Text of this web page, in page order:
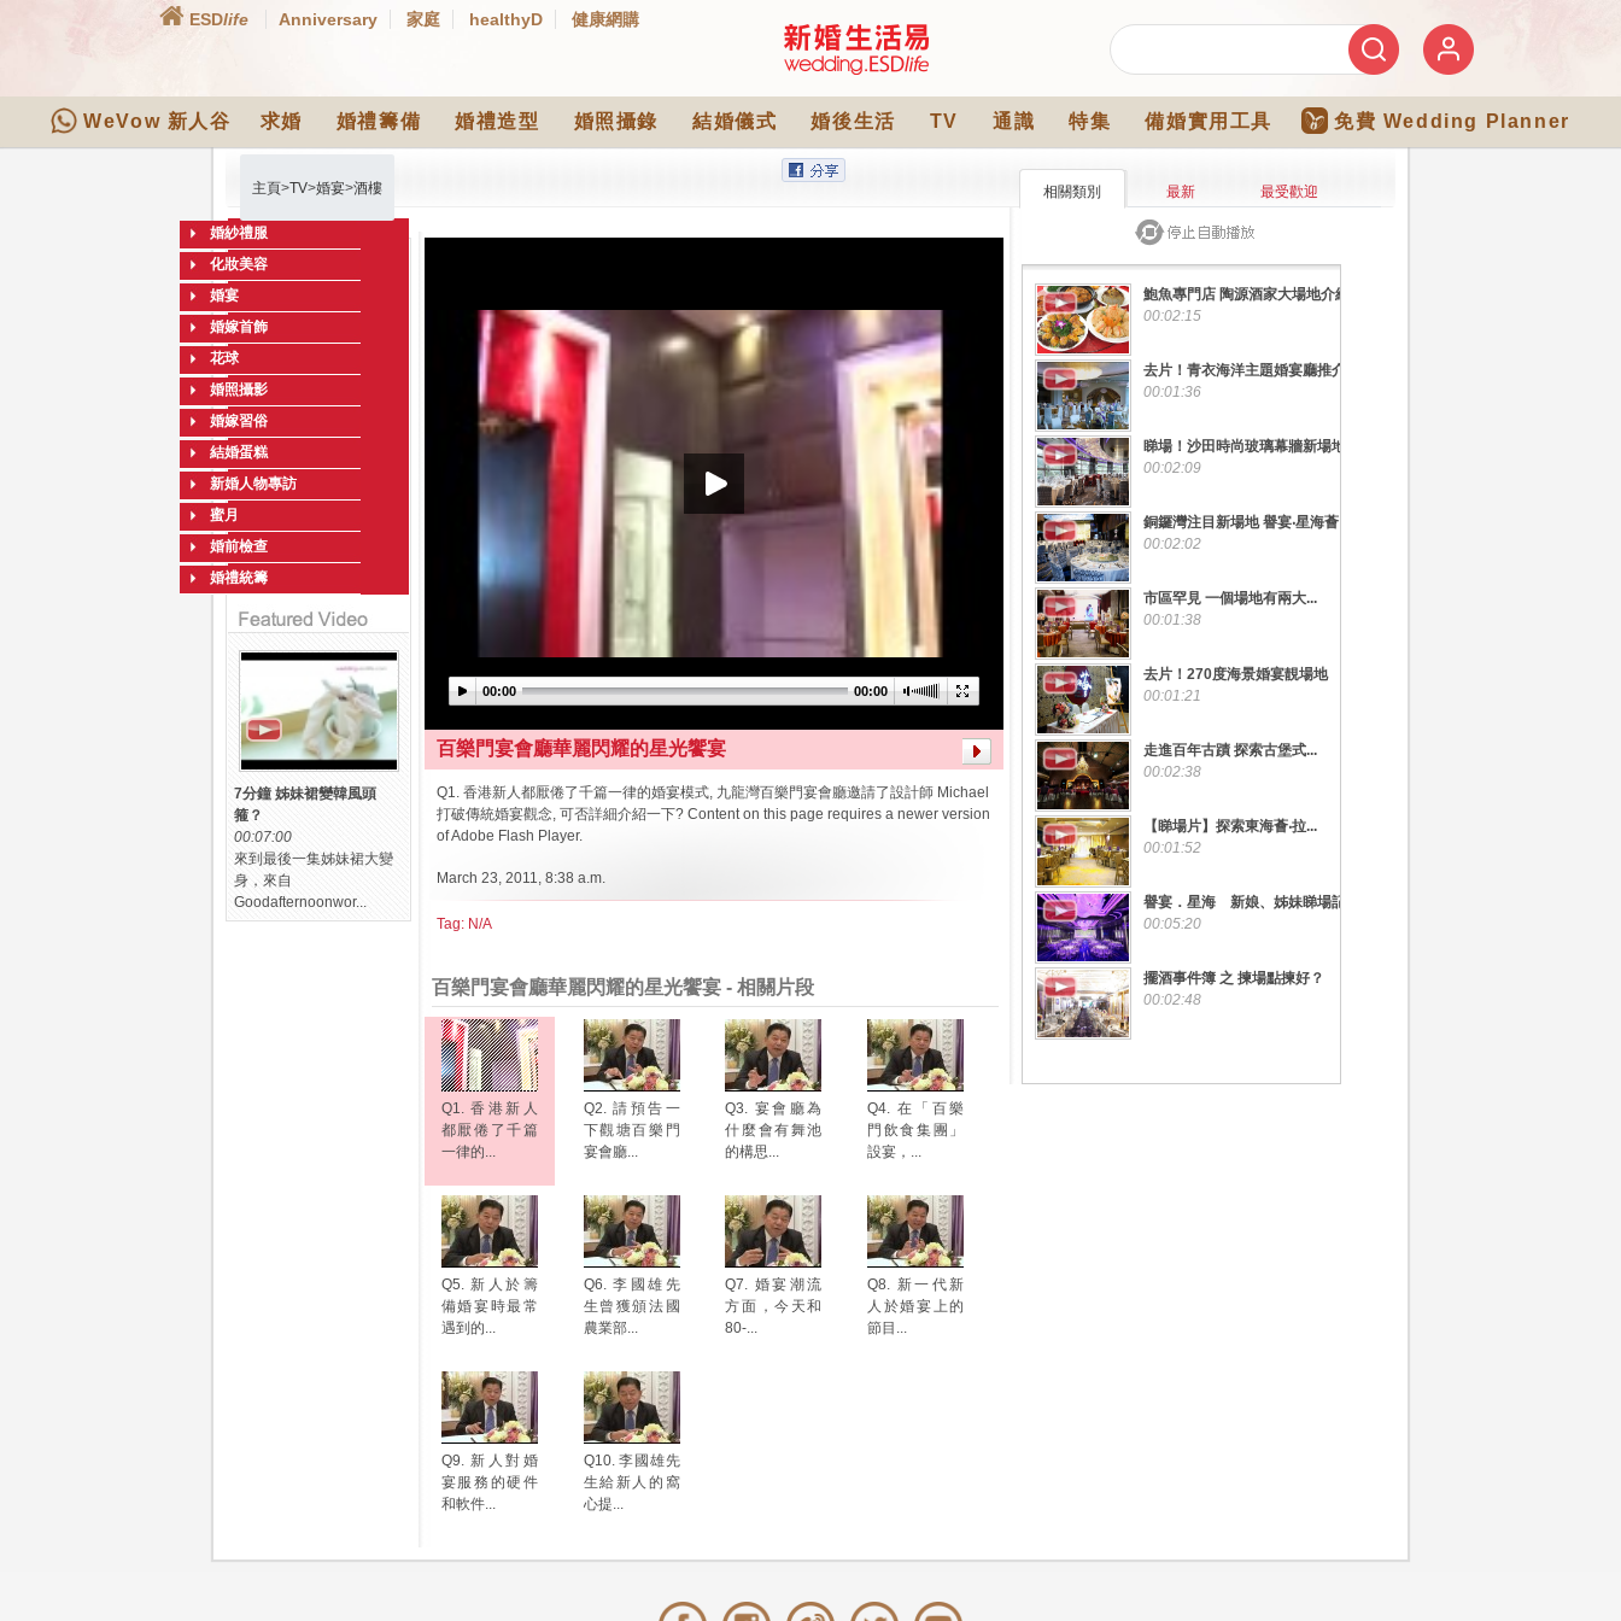
ESDlife Anniversary 家庭 healthyD 健康網購
WeVow 新人谷 求婚 婚禮籌備 婚禮造型 婚照攝錄 結婚儀式 婚後生活 TV 通識 特集 備婚實用工具 免費 Wedding Planner
主頁>TV>婚宴>酒樓 相關類別 最新 最受歡迎
婚紗禮服
化妝美容
婚宴
婚嫁首飾
花球
婚照攝影
婚嫁習俗
結婚蛋糕
新婚人物專訪
蜜月
婚前檢查
婚禮統籌
7分鐘 姊妹裙變韓風頭
箍？
00:07:00
來到最後一集姊妹裙大變
身，來自
Goodafternoonwor...
00:00 00:00
百樂門宴會廳華麗閃耀的星光饗宴
March 23, 2011, 8:38 a.m.
Q1. 香港新人都厭倦了千篇一律的婚宴模式, 九龍灣百樂門宴會廳邀請了設計師 Michael
打破傳統婚宴觀念, 可否詳細介紹一下? Content on this page requires a newer version
of Adobe Flash Player.
Tag: N/A
百樂門宴會廳華麗閃耀的星光饗宴 - 相關片段
Q1. 香港新人
都厭倦了千篇
一律的...
Q2. 請預告一
下觀塘百樂門
宴會廳...
Q3. 宴會廳為
什麼會有舞池
的構思...
Q4. 在「百樂
門飲食集團」
設宴，...
Q5. 新人於籌
備婚宴時最常
遇到的...
Q6. 李國雄先
生曾獲頒法國
農業部...
Q7. 婚宴潮流
方面，今天和
80-...
Q8. 新一代新
人於婚宴上的
節目...
Q9. 新人對婚
宴服務的硬件
和軟件...
Q10. 李國雄先
生給新人的窩
心提...
鮑魚專門店 陶源酒家大場地介紹
00:02:15
去片！青衣海洋主題婚宴廳推介
00:01:36
睇場！沙田時尚玻璃幕牆新場地
00:02:09
銅鑼灣注目新場地 譽宴‧星海薈
00:02:02
市區罕見 一個場地有兩大...
00:01:38
去片！270度海景婚宴靚場地
00:01:21
走進百年古蹟 探索古堡式...
00:02:38
【睇場片】探索東海薈‧拉...
00:01:52
譽宴．星海 新娘、姊妹睇場記
00:05:20
擺酒事件簿 之 揀場點揀好？
00:02:48